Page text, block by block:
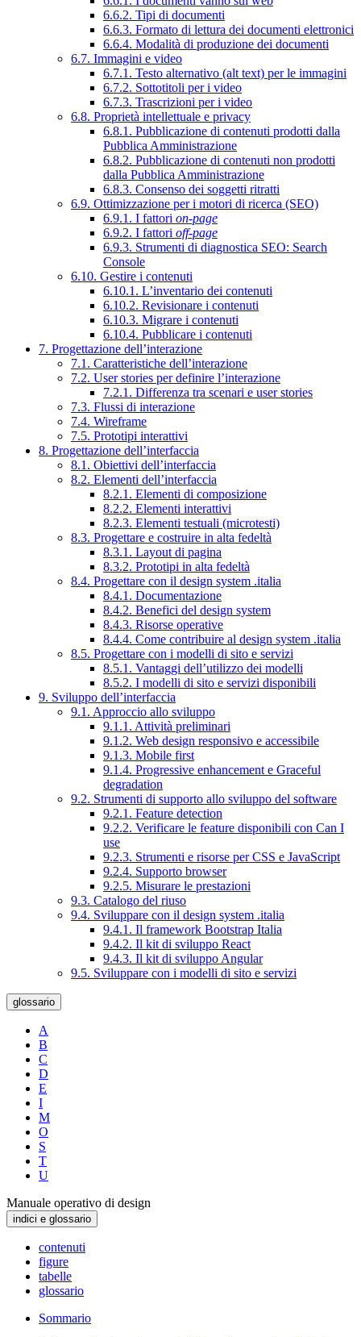
6.6.2. Tipi di documenti
6.6.3. Formato di lettura dei documenti elettronici
6.6.4. Modalità di produzione dei documenti
6.7. Immagini e video
6.7.1. Testo alternativo (alt text) per le immagini
6.7.2. Sottotitoli per i video
6.7.3. Trascrizioni per i video
6.8. Proprietà intellettuale e privacy
6.8.1. Pubblicazione di contenuti prodotti dalla
Pubblica Amministrazione
6.8.2. Pubblicazione di contenuti non prodotti
dalla Pubblica Amministrazione
6.8.3. Consenso dei soggetti ritratti
6.9. Ottimizzazione per i motori di ricerca (SEO)
6.9.1. I fattori on-page
6.9.2. I fattori off-page
6.9.3. Strumenti di diagnostica SEO: Search
Console
6.10. Gestire i contenuti
6.10.1. L’inventario dei contenuti
6.10.2. Revisionare i contenuti
6.10.3. Migrare i contenuti
6.10.4. Pubblicare i contenuti
7. Progettazione dell’interazione
7.1. Caratteristiche dell’interazione
7.2. User stories per definire l’interazione
7.2.1. Differenza tra scenari e user stories
7.3. Flussi di interazione
7.4. Wireframe
7.5. Prototipi interattivi
8. Progettazione dell’interfaccia
8.1. Obiettivi dell’interfaccia
8.2. Elementi dell’interfaccia
8.2.1. Elementi di composizione
8.2.2. Elementi interattivi
8.2.3. Elementi testuali (microtesti)
8.3. Progettare e costruire in alta fedeltà
8.3.1. Layout di pagina
8.3.2. Prototipi in alta fedeltà
8.4. Progettare con il design system .italia
8.4.1. Documentazione
8.4.2. Benefici del design system
8.4.3. Risorse operative
8.4.4. Come contribuire al design system .italia
8.5. Progettare con i modelli di sito e servizi
8.5.1. Vantaggi dell’utilizzo dei modelli
8.5.2. I modelli di sito e servizi disponibili
9. Sviluppo dell’interfaccia
9.1. Approccio allo sviluppo
9.1.1. Attività preliminari
9.1.2. Web design responsivo e accessibile
9.1.3. Mobile first
9.1.4. Progressive enhancement e Graceful
degradation
9.2. Strumenti di supporto allo sviluppo del software
9.2.1. Feature detection
9.2.2. Verificare le feature disponibili con Can I
use
9.2.3. Strumenti e risorse per CSS e JavaScript
9.2.4. Supporto browser
9.2.5. Misurare le prestazioni
9.3. Catalogo del riuso
9.4. Sviluppare con il design system .italia
9.4.1. Il framework Bootstrap Italia
9.4.2. Il kit di sviluppo React
9.4.3. Il kit di sviluppo Angular
9.5. Sviluppare con i modelli di sito e servizi
glossario
A
B
C
D
E
I
M
O
S
T
U
Manuale operativo di design
indici e glossario
contenuti
figure
tabelle
glossario
Sommario